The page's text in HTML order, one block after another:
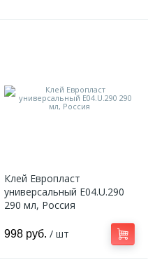
Клей Европласт
универсальный E04.U.290
290 мл, Россия
998 руб. / шт